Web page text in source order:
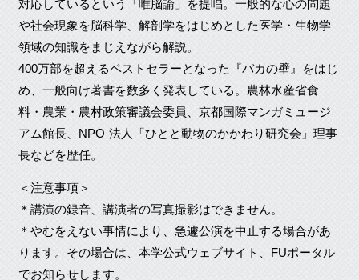
や社会現象を脳科学、解剖学をはじめとした医学・生物学
領域の知識をまじえながら解説。
400万部を超えるベストセラーとなった『バカの壁』をはじ
め、一般向け著書を数多く発表している。農林水産省食
料・農業・農村政策審議会委員、京都国際マンガミュージ
アム館長、NPO 法人「ひとと動物のかかわり研究会」理事
長などを歴任。
＜注意事項＞
＊講演の録音、講演者の写真撮影はできません。
＊やむをえない事情により、急遽公演を中止する場合があ
ります。その場合は、本学公式ウェブサイト、FUポータル
でお知らせします。